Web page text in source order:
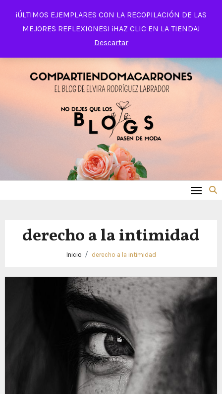
¡ÚLTIMOS EJEMPLARES CON LA RECOPILACIÓN DE LAS
MEJORES REFLEXIONES! ¡HAZ CLIC EN LA TIENDA!
Descartar
contenido
derecho a la intimidad
Inicio derecho a la intimidad